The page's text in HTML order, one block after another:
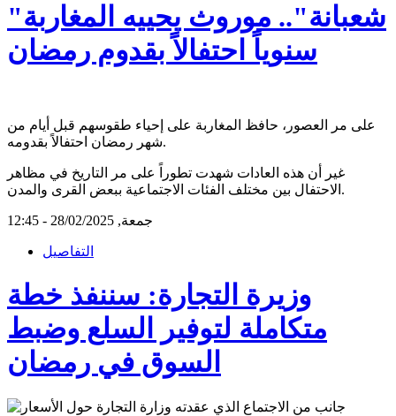
"شعبانة".. موروث يحييه المغاربة
سنوياً احتفالاً بقدوم رمضان
على مر العصور، حافظ المغاربة على إحياء طقوسهم قبل أيام من
شهر رمضان احتفالاً بقدومه.
غير أن هذه العادات شهدت تطوراً على مر التاريخ في مظاهر
الاحتفال بين مختلف الفئات الاجتماعية ببعض القرى والمدن.
جمعة, 28/02/2025 - 12:45
التفاصيل
وزيرة التجارة: سننفذ خطة
متكاملة لتوفير السلع وضبط
السوق في رمضان